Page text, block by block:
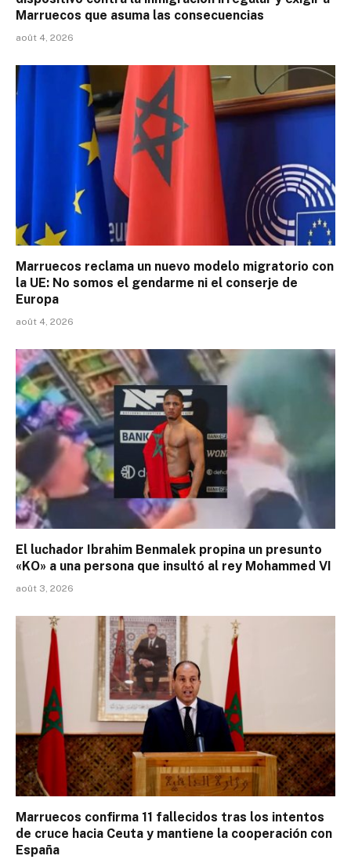
Marruecos que asuma las consecuencias
août 4, 2026
Marruecos reclama un nuevo modelo migratorio con
la UE: No somos el gendarme ni el conserje de
Europa
août 4, 2026
El luchador Ibrahim Benmalek propina un presunto
«KO» a una persona que insultó al rey Mohammed VI
août 3, 2026
Marruecos confirma 11 fallecidos tras los intentos
de cruce hacia Ceuta y mantiene la cooperación con
España